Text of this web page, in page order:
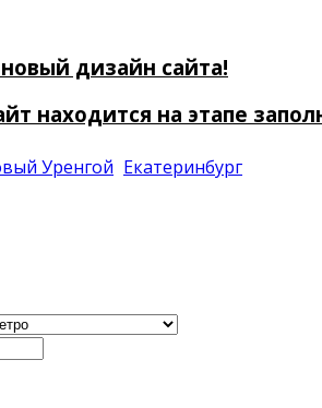
дизайн сайта!
находится на этапе
Уренгой Екатеринбург